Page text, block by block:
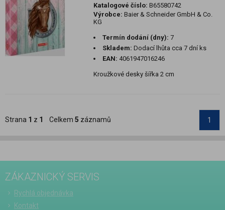
Katalogové číslo: B65580742
Výrobce: Baier & Schneider GmbH & Co.
KG
Termín dodání (dny): 7
Skladem: Dodací lhůta cca 7 dní ks
EAN: 4061947016246
Kroužkové desky šířka 2 cm
Strana 1 z 1 Celkem 5 záznamů 1
ZÁKAZNICKÝ SERVIS
Rychlá objednávka
Kontakt